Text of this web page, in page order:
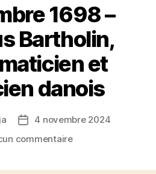
1698 –
Bartholin,
et
danois
Date4 novembre 2024
commentairesur